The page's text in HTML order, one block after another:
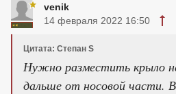
venik
14 февраля 2022 16:50
Цитата: Степан S
Нужно разместить крыло
дальше от носовой части.